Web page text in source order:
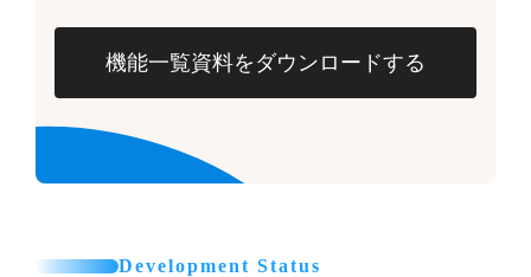
機能一覧資料をダウンロードする
Development Status